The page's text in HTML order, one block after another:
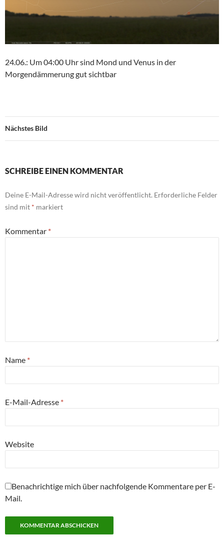
24.06.: Um 04:00 Uhr sind Mond und Venus in der
Morgendämmerung gut sichtbar
Nächstes Bild
SCHREIBE EINEN KOMMENTAR
Deine E-Mail-Adresse wird nicht veröffentlicht. Erforderliche Felder
sind mit * markiert
Kommentar *
Name *
E-Mail-Adresse *
Website
Benachrichtige mich über nachfolgende Kommentare per E-
Mail.